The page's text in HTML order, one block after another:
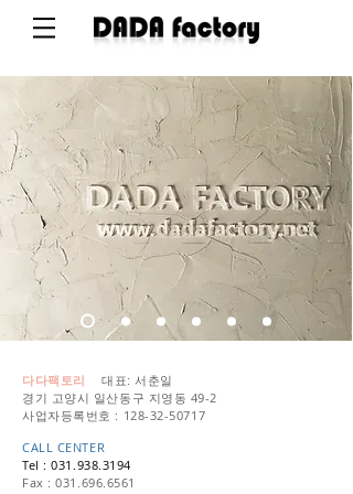
다다팩토리
대표: 서춘일
경기 고양시 일산동구 지영동 49-2
사업자등록번호 : 128-32-50717
CALL CENTER
Tel :031.938.3194
Fax :031.696.6561